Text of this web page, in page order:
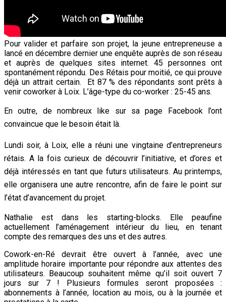
Pour valider et parfaire son projet, la jeune entrepreneuse a
lancé en décembre dernier une enquête auprès de son réseau
et auprès de quelques sites internet. 45 personnes ont
spontanément répondu. Des Rétais pour moitié, ce qui prouve
déjà un attrait certain. Et 87 % des répondants sont prêts à
venir coworker à Loix. L’âge-type du co-worker : 25-45 ans.
En outre, de nombreux like sur sa page Facebook l’ont
convaincue que le besoin était là.
Lundi soir, à Loix, elle a réuni une vingtaine d’entrepreneurs
rétais. A la fois curieux de découvrir l’initiative, et d’ores et
déjà intéressés en tant que futurs utilisateurs. Au printemps,
elle organisera une autre rencontre, afin de faire le point sur
l’état d’avancement du projet.
Nathalie est dans les starting-blocks. Elle peaufine
actuellement l’aménagement intérieur du lieu, en tenant
compte des remarques des uns et des autres.
Cowork-en-Ré devrait être ouvert à l’année, avec une
amplitude horaire importante pour répondre aux attentes des
utilisateurs. Beaucoup souhaitent même qu’il soit ouvert 7
jours sur 7 ! Plusieurs formules seront proposées :
abonnements à l’année, location au mois, ou à la journée et